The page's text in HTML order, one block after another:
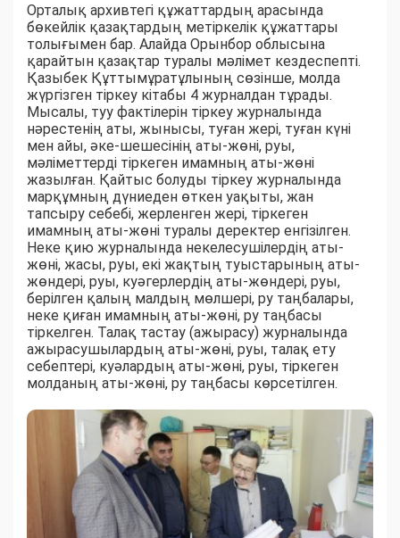
Орталық архивтегі құжаттардың арасында
бөкейлік қазақтардың метіркелік құжаттары
толығымен бар. Алайда Орынбор облысына
қарайтын қазақтар туралы мәлімет кездеспепті.
Қазыбек Құттымұратұлының сөзінше, молда
жүргізген тіркеу кітабы 4 журналдан тұрады.
Мысалы, туу фактілерін тіркеу журналында
нәрестенің аты, жынысы, туған жері, туған күні
мен айы, әке-шешесінің аты-жөні, руы,
мәліметтерді тіркеген имамның аты-жөні
жазылған. Қайтыс болуды тіркеу журналында
марқұмның дүниеден өткен уақыты, жан
тапсыру себебі, жерленген жері, тіркеген
имамның аты-жөні туралы деректер енгізілген.
Неке қию журналында некелесушілердің аты-
жөні, жасы, руы, екі жақтың туыстарының аты-
жөндері, руы, куәгерлердің аты-жөндері, руы,
берілген қалың малдың мөлшері, ру таңбалары,
неке қиған имамның аты-жөні, ру таңбасы
тіркелген. Талақ тастау (ажырасу) журналында
ажырасушылардың аты-жөні, руы, талақ ету
себептері, куәлардың аты-жөні, руы, тіркеген
молданың аты-жөні, ру таңбасы көрсетілген.